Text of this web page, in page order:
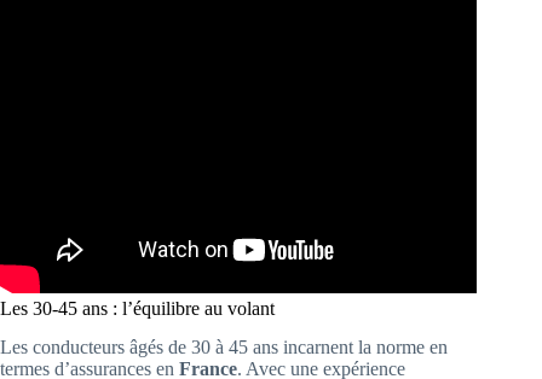
Les 30-45 ans : l’équilibre au volant
Les conducteurs âgés de 30 à 45 ans incarnent la norme en
termes d’assurances en France. Avec une expérience